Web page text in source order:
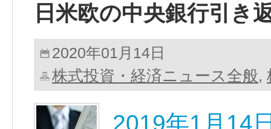
日米欧の中央銀行引き
2020年01月14日
株式投資・経済ニュース全般,
2019年1月14